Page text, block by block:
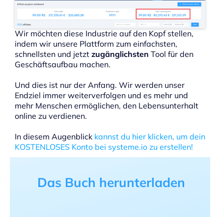
Wir möchten diese Industrie auf den Kopf stellen,
indem wir unsere Plattform zum einfachsten,
schnellsten und jetzt zugänglichsten Tool für den
Geschäftsaufbau machen.
Und dies ist nur der Anfang. Wir werden unser
Endziel immer weiterverfolgen und es mehr und
mehr Menschen ermöglichen, den Lebensunterhalt
online zu verdienen.
In diesem Augenblick kannst du hier klicken, um dein
KOSTENLOSES Konto bei systeme.io zu erstellen!
Das Buch herunterladen